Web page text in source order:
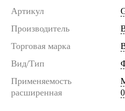
Артикул
Производитель
Торговая марка
Вид/Тип
Применяемость
расширенная